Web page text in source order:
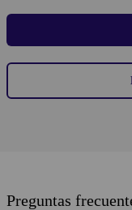
Preguntas